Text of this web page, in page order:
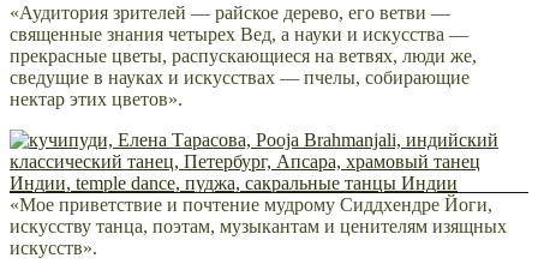
«Аудитория зрителей — райское дерево, его ветви —
священные знания четырех Вед, а науки и искусства —
прекрасные цветы, распускающиеся на ветвях, люди же,
сведущие в науках и искусствах — пчелы, собирающие
нектар этих цветов».
«Мое приветствие и почтение мудрому Сиддхендре Йоги,
искусству танца, поэтам, музыкантам и ценителям изящных
искусств».